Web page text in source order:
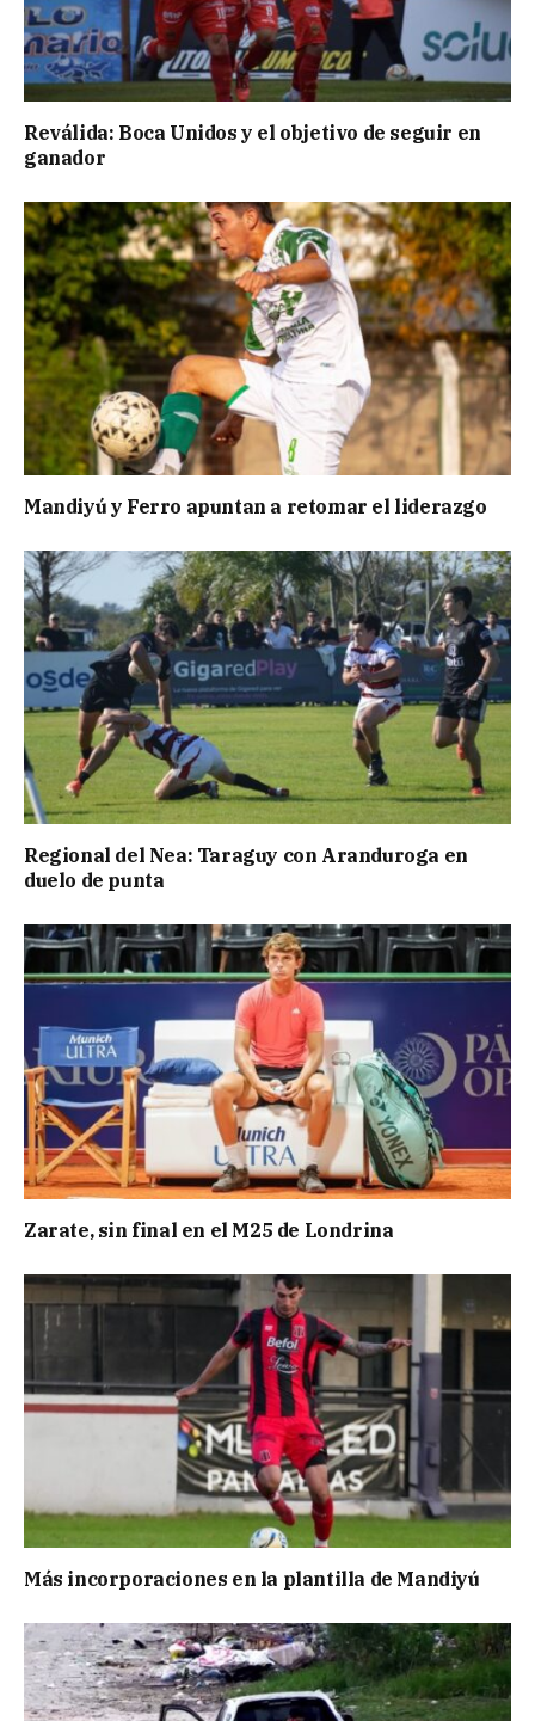
Reválida: Boca Unidos y el objetivo de seguir en
ganador
Mandiyú y Ferro apuntan a retomar el liderazgo
Regional del Nea: Taraguy con Aranduroga en
duelo de punta
Zarate, sin final en el M25 de Londrina
Más incorporaciones en la plantilla de Mandiyú